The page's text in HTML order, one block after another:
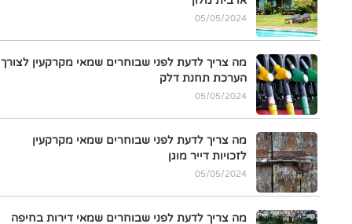
05/05/2024
מה צריך לדעת לפני שבוחרים שמאי מקרקעין לצורך
הערכת תחנת דלק
05/05/2024
מה צריך לדעת לפני שבוחרים שמאי מקרקעין
לזכויות דייר מוגן
05/05/2024
מה צריך לדעת לפני שבוחרים שמאי דירות בחיפה